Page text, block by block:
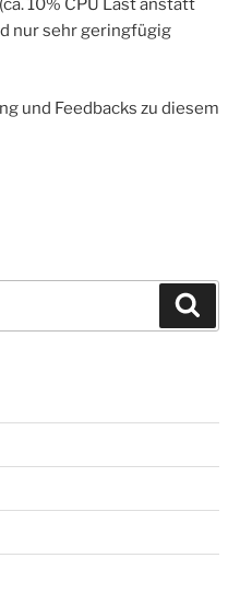
10% CPU Last anstatt
nur sehr geringfügig
und Feedbacks zu diesem